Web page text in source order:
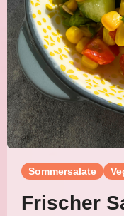
Sommersalate
Frischer